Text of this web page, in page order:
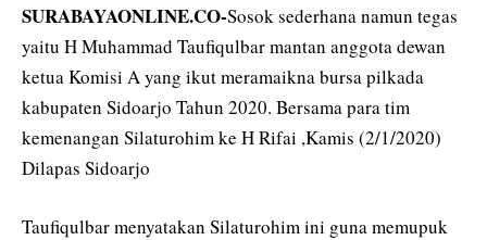
SURABAYAONLINE.CO-Sosok sederhana namun tegas
yaitu H Muhammad Taufiqulbar mantan anggota dewan
ketua Komisi A yang ikut meramaikna bursa pilkada
kabupaten Sidoarjo Tahun 2020. Bersama para tim
kemenangan Silaturohim ke H Rifai ,Kamis (2/1/2020)
Dilapas Sidoarjo
Taufiqulbar menyatakan Silaturohim ini guna memupuk